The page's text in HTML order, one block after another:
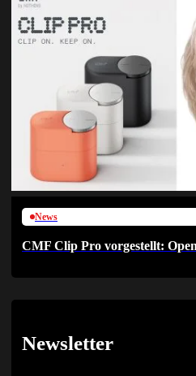
News
CMF Clip Pro vorgestellt:
Newsletter